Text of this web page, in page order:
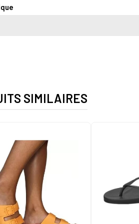
SIMILAIRES